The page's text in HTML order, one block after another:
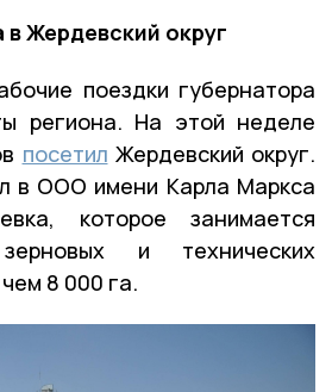
Жердевский округ
поездки губернатора
региона. На этой неделе
посетил Жердевский округ.
в ООО имени Карла Маркса
которое занимается
и технических
8 000 га.